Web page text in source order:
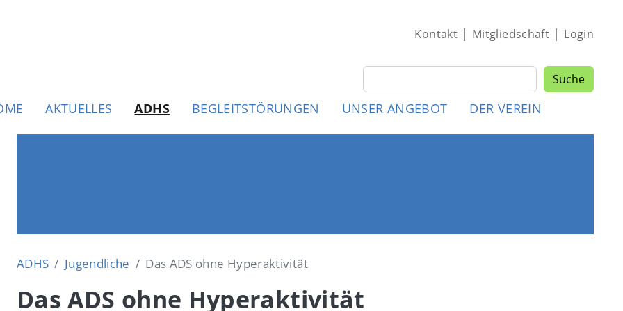
Suche Suche
Kontakt| Mitgliedschaft | Login
AKTUELLES ADHS BEGLEITSTÖRUNGEN UNSER ANGEBOT DER VEREIN
ADHS Jugendliche Das ADS ohne Hyperaktivität
Das ADS ohne Hyperaktivität